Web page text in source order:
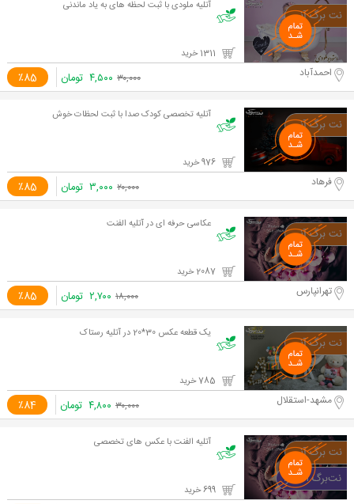
آتلیه ملودی با ثبت لحظه های به یاد ماندنی
٪85 احمدآباد ۳۰,۰۰۰ ۴,۵۰۰ تومان
آتلیه تخصصی کودک صدا با ثبت لحظات خوش
٪85 فرهاد ۲۰,۰۰۰ ۳,۰۰۰ تومان
عکاسی حرفه ای در آتلیه الفنت
٪85 تهرانپارس ۱۸,۰۰۰ ۲,۷۰۰ تومان
یک قطعه عکس 30*20 در آتلیه رستاک
٪84 مشهد-استقلال ۳۰,۰۰۰ ۴,۸۰۰ تومان
آتلیه الفنت با عکس های تخصصی